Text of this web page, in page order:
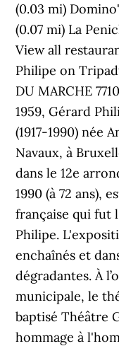
(0.03 mi)
(0.07 mi) La
View all
Philipe on
DU MARCHE
1959, Gérard
(1917-1990) née
Navaux, à
dans le 12e
1990 (à 72 ans),
française qui fut
Philipe.
enchaînés et
dégradantes. À
municipale, le
baptisé Théâtre
hommage à